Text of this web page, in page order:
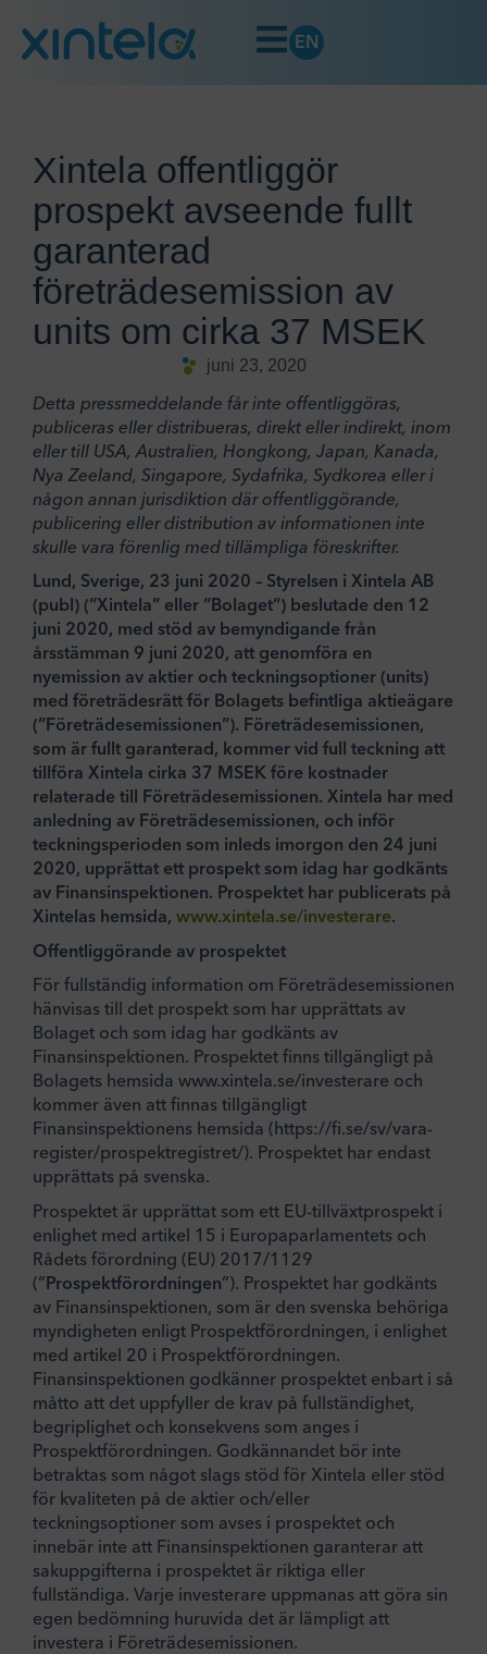
EN
Xintela offentliggör
prospekt avseende fullt
garanterad
företrädesemission av
units om cirka 37 MSEK
juni 23, 2020
Detta pressmeddelande får inte offentliggöras,
publiceras eller distribueras, direkt eller indirekt, inom
eller till USA, Australien, Hongkong, Japan, Kanada,
Nya Zeeland, Singapore, Sydafrika, Sydkorea eller i
någon annan jurisdiktion där offentliggörande,
publicering eller distribution av informationen inte
skulle vara förenlig med tillämpliga föreskrifter.
Lund, Sverige, 23 juni 2020 – Styrelsen i Xintela AB
(publ) (”Xintela” eller ”Bolaget”) beslutade den 12
juni 2020, med stöd av bemyndigande från
årsstämman 9 juni 2020, att genomföra en
nyemission av aktier och teckningsoptioner (units)
med företrädesrätt för Bolagets befintliga aktieägare
(”Företrädesemissionen”). Företrädesemissionen,
som är fullt garanterad, kommer vid full teckning att
tillföra Xintela cirka 37 MSEK före kostnader
relaterade till Företrädesemissionen. Xintela har med
anledning av Företrädesemissionen, och inför
teckningsperioden som inleds imorgon den 24 juni
2020, upprättat ett prospekt som idag har godkänts
av Finansinspektionen. Prospektet har publicerats på
Xintelas hemsida, www.xintela.se/investerare.
Offentliggörande av prospektet
För fullständig information om Företrädesemissionen
hänvisas till det prospekt som har upprättats av
Bolaget och som idag har godkänts av
Finansinspektionen. Prospektet finns tillgängligt på
Bolagets hemsida www.xintela.se/investerare och
kommer även att finnas tillgängligt
Finansinspektionens hemsida (https://fi.se/sv/vara-
register/prospektregistret/). Prospektet har endast
upprättats på svenska.
Prospektet är upprättat som ett EU-tillväxtprospekt i
enlighet med artikel 15 i Europaparlamentets och
Rådets förordning (EU) 2017/1129
(”Prospektförordningen”). Prospektet har godkänts
av Finansinspektionen, som är den svenska behöriga
myndigheten enligt Prospektförordningen, i enlighet
med artikel 20 i Prospektförordningen.
Finansinspektionen godkänner prospektet enbart i så
måtto att det uppfyller de krav på fullständighet,
begriplighet och konsekvens som anges i
Prospektförordningen. Godkännandet bör inte
betraktas som något slags stöd för Xintela eller stöd
för kvaliteten på de aktier och/eller
teckningsoptioner som avses i prospektet och
innebär inte att Finansinspektionen garanterar att
sakuppgifterna i prospektet är riktiga eller
fullständiga. Varje investerare uppmanas att göra sin
egen bedömning huruvida det är lämpligt att
investera i Företrädesemissionen.